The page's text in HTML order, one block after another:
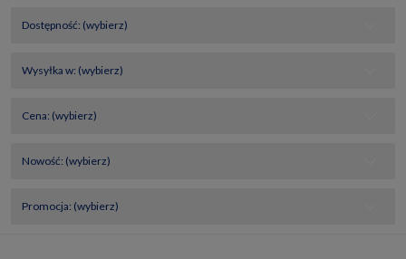
Dostępność: (wybierz)
Wysyłka w: (wybierz)
Cena: (wybierz)
Nowość: (wybierz)
Promocja: (wybierz)